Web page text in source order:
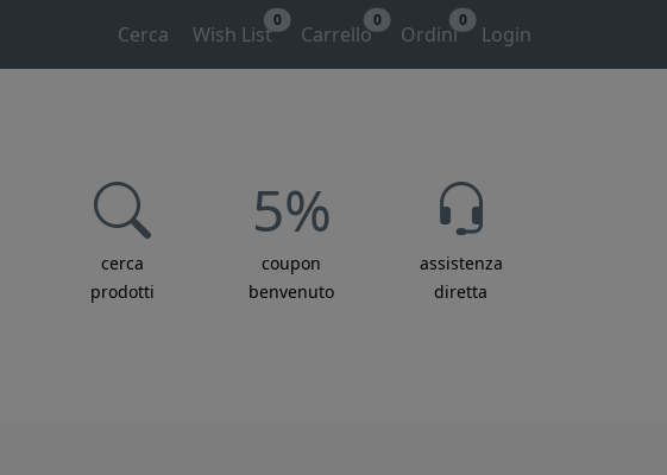
Cerca Wish List
0
Carrello
0
Ordini
0
Login
cerca
prodotti
5%
coupon
benvenuto
assistenza
diretta